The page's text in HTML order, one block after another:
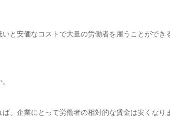
安価なコストで大量の労働者を雇うことができ
、企業にとって労働者の相対的な賃金は安くなり